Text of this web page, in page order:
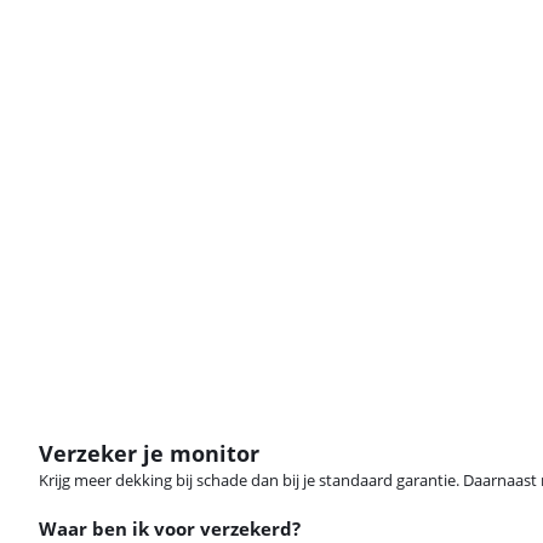
Verzeker je monitor
Krijg meer dekking bij schade dan bij je standaard garantie.
Waar ben ik voor verzekerd?